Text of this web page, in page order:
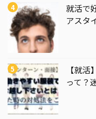
就活で
アスタ
【就
って？